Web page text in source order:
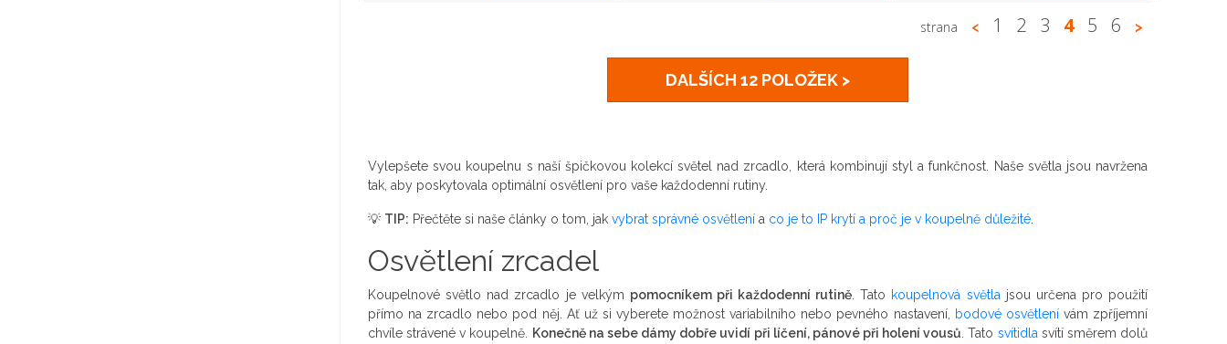
strana < 1 2 3 4 5 6 >
DALŠÍCH 12 POLOŽEK >
Vylepšete svou koupelnu s naší špičkovou kolekcí světel nad zrcadlo, která kombinují styl a funkčnost. Naše světla jsou navržena
tak, aby poskytovala optimální osvětlení pro vaše každodenní rutiny.
💡 TIP: Přečtěte si naše články o tom, jak vybrat správné osvětlení a co je to IP krytí a proč je v koupelně důležité.
Osvětlení zrcadel
Koupelnové světlo nad zrcadlo je velkým pomocníkem při každodenní rutině. Tato koupelnová světlajsou určena pro použití
přímo na zrcadlo nebo pod něj. Ať už si vyberete možnost variabilního nebo pevného nastavení, bodové osvětlenívám zpříjemní
chvíle strávené v koupelně. Konečně na sebe dámy dobře uvidí při líčení, pánové při holení vousů. Tato svítidlasvítí směrem dolů